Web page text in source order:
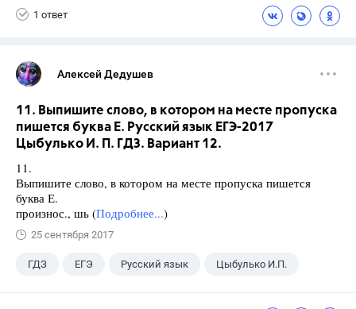
1 ответ
Алексей Дедушев
11. Выпишите слово, в котором на месте пропуска
пишется буква Е. Русский язык ЕГЭ-2017
Цыбулько И. П. ГДЗ. Вариант 12.
11.
Выпишите слово, в котором на месте пропуска пишется
буква Е.
произнос., шь (Подробнее...)
25 сентября 2017
ГДЗ ЕГЭ Русский язык Цыбулько И.П.